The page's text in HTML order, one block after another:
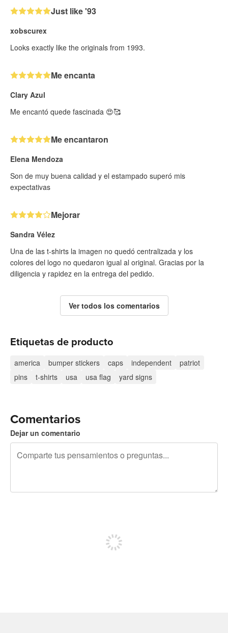
Just like '93
xobscurex
Looks exactly like the originals from 1993.
Me encanta
Clary Azul
Me encantó quede fascinada 😍🥰
Me encantaron
Elena Mendoza
Son de muy buena calidad y el estampado superó mis
expectativas
Mejorar
Sandra Vélez
Una de las t-shirts la imagen no quedó centralizada y los
colores del logo no quedaron igual al original. Gracias por la
diligencia y rapidez en la entrega del pedido.
Ver todos los comentarios
Etiquetas de producto
america bumper stickers caps independent
patriot
pins
t-shirts usa usa flag yard signs
Comentarios
Dejar un comentario